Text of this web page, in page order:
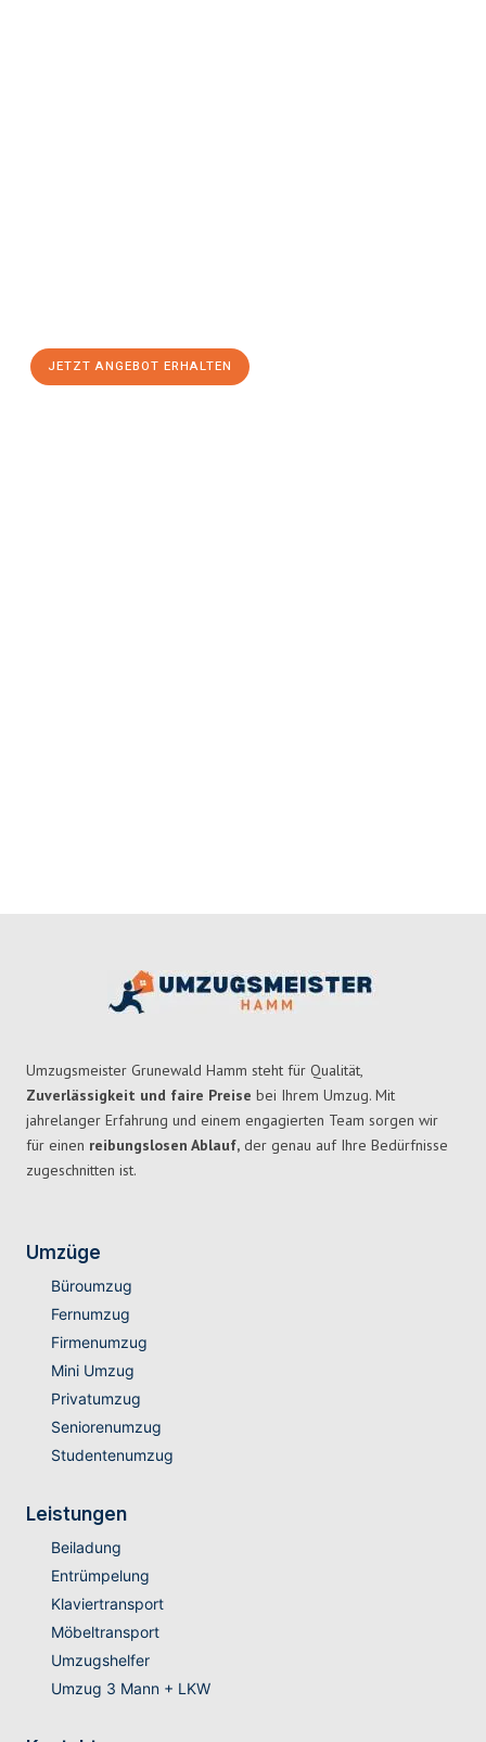
JETZT ANGEBOT ERHALTEN
Umzugsmeister Grunewald Hamm steht für Qualität,
Zuverlässigkeit und faire Preise bei Ihrem Umzug. Mit
jahrelanger Erfahrung und einem engagierten Team sorgen wir
für einen reibungslosen Ablauf, der genau auf Ihre Bedürfnisse
zugeschnitten ist.
Umzüge
Büroumzug
Fernumzug
Firmenumzug
Mini Umzug
Privatumzug
Seniorenumzug
Studentenumzug
Leistungen
Beiladung
Entrümpelung
Klaviertransport
Möbeltransport
Umzugshelfer
Umzug 3 Mann + LKW